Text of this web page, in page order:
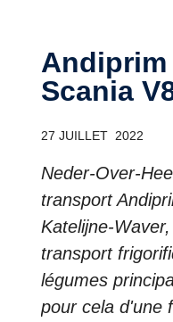
Andiprim ajoute cinq
Scania
27 JUILLET 2022
Neder-Over-
transport
Katelijne-
transport
légumes
pour cela d'une